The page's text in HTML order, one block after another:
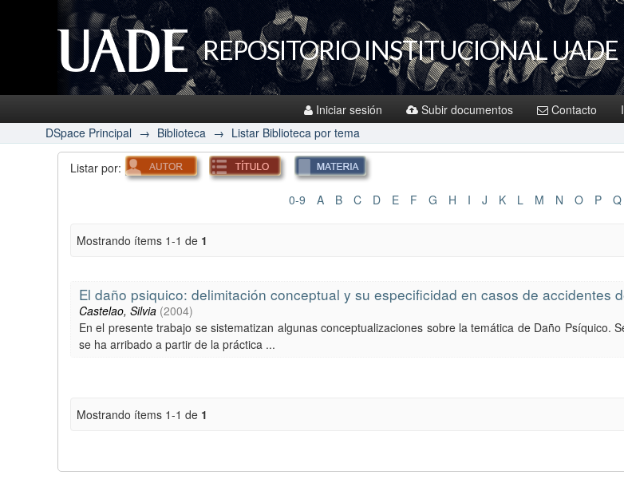
REPOSITORIO INSTITUCIONAL UADE
Iniciar sesión Subir documentos Contacto
DSpace Principal → Biblioteca → Listar Biblioteca por tema
Listar por:
0-9 A B C D E F G H I J K L M N O P Q
Mostrando ítems 1-1 de 1
El daño psiquico: delimitación conceptual y su especificidad en casos de accidentes
Castelao, Silvia (2004)
En el presente trabajo se sistematizan algunas conceptualizaciones sobre la temática de Daño Psíquico.
se ha arribado a partir de la práctica ...
Mostrando ítems 1-1 de 1